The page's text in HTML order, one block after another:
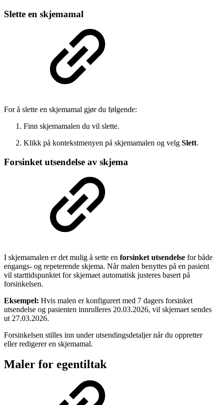
Slette en skjemamal
For å slette en skjemamal gjør du følgende:
Finn skjemamalen du vil slette.
Klikk på kontekstmenyen på skjemamalen og velg Slett.
Forsinket utsendelse av skjema
I skjemamalen er det mulig å sette en forsinket utsendelse for både
engangs- og repeterende skjema. Når malen benyttes på en pasient
vil starttidspunktet for skjemaet automatisk justeres basert på
forsinkelsen.
Eksempel: Hvis malen er konfigurert med 7 dagers forsinket
utsendelse og pasienten innrulleres 20.03.2026, vil skjemaet sendes
ut 27.03.2026.
Forsinkelsen stilles inn under utsendingsdetaljer når du oppretter
eller redigerer en skjemamal.
Maler for egentiltak